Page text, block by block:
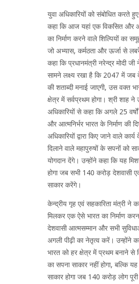
युवा अधिकारियों को संबोधित करते
कहा कि आज यहां एक विकसित और
का निर्माण करने वाले शिल्पियों का
जो अभ्यास, कर्मठता और ऊर्जा से
कहा कि प्रधानमंत्री नरेन्द्र मोदी
सामने लक्ष्य रखा है कि 2047 में जब
की शताब्दी मनाई जाएगी, उस वक्त
क्षेत्र में सर्वप्रथम होगा। श्री शाह ने
अधिकारियों से कहा कि अगले 25
और आत्मनिर्भर भारत के निर्माण की
अधिकारियों द्वारा किए जाने वाले
दिलाने वाले महापुरुषों के सपनों को
योगदान देंगे। उन्होंने कहा कि यह
होगा जब सभी 140 करोड़ देशवासी
साकार करेंगे।
केन्द्रीय गृह एवं सहकारिता मंत्री ने
मिलकर एक ऐसे भारत का निर्माण
देशवासी आत्मसम्मान और सभी
अगली पीढ़ी का नेतृत्व करें। उन्होंने
भारत को हर क्षेत्र में प्रथम बनाने से
का सपना साकार नहीं होगा, बल्कि
साकार होगा जब 140 करोड़ लोग